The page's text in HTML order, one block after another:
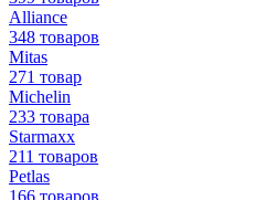
Alliance
348 товаров
Mitas
271 товар
Michelin
233 товара
Starmaxx
211 товаров
Petlas
166 товаров